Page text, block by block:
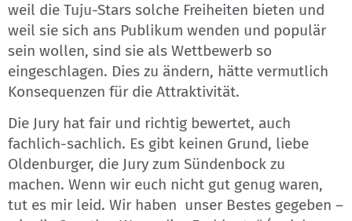
weil die Tuju-Stars solche Freiheiten bieten und
weil sie sich ans Publikum wenden und populär
sein wollen, sind sie als Wettbewerb so
eingeschlagen. Dies zu ändern, hätte vermutlich
Konsequenzen für die Attraktivität.
Die Jury hat fair und richtig bewertet, auch
fachlich-sachlich. Es gibt keinen Grund, liebe
Oldenburger, die Jury zum Sündenbock zu
machen. Wenn wir euch nicht gut genug waren,
tut es mir leid. Wir haben unser Bestes gegeben –